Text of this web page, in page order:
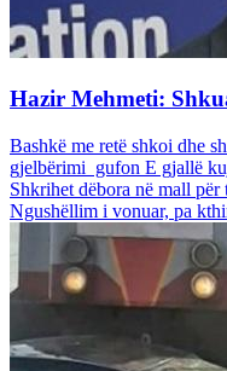
Hazir Mehmeti:
Bashkë me retë shkoi dhe
gjelbërimi gufon E gjallë
Shkrihet dëbora në mall
Ngushëllim i vonuar, pa